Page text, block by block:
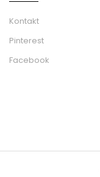
Kontakt
Pinterest
Facebook